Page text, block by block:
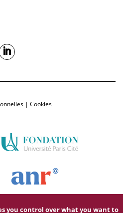
| Cookies
you control over what you want to